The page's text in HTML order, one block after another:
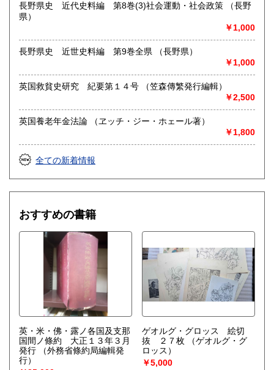
長野県史 近代史料編 第8巻(3)社会運動・社会政策 （長野
県）
￥1,000
長野県史 近世史料編 第9巻全県 （長野県）
￥1,000
英国救貧史研究 紀要第１４号 （笠森傳繁発行編輯）
￥2,500
英国養老年金法論 （ヱッチ・ジー・ホェール著）
￥1,800
全ての新着情報
おすすめの書籍
英・米・佛・露ノ各国及支那
国間ノ條約 大正１３年３月
発行
（外務省條約局編輯発
行）
ゲオルグ・グロッス 絵切
抜 ２７枚
（ゲオルグ・グ
ロッス）
￥5,000